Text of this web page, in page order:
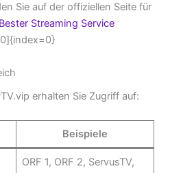
Sie auf der offiziellen Seite für
Streaming Service
erhalten Sie Zugriff auf:
Beispiele
ORF 1, ORF 2, ServusTV,